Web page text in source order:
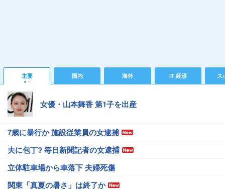
主要 国内 海外 IT 経済 ス
女優・山本舞香 第1子を出産
7歳に暴行か 施設従業員の女逮捕
夫に包丁? 毎日新聞記者の女逮捕
立体駐車場から車落下 夫婦死傷
関東「真夏の暑さ」は終了か